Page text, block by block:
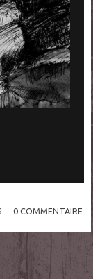
0 COMMENTAIRE